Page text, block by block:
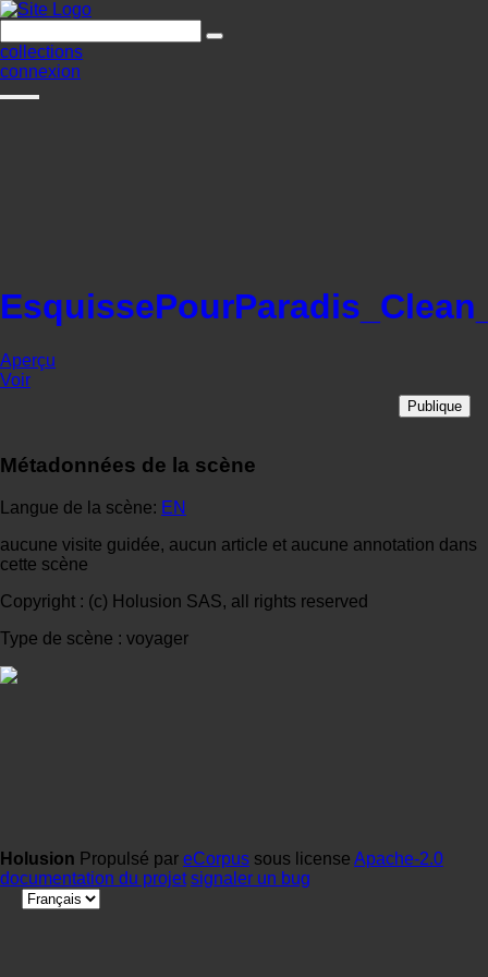
collections
connexion
Aperçu
Voir
Publique
Métadonnées de la scène
Langue de la scène: EN
aucune visite guidée, aucun article et aucune annotation dans
cette scène
Copyright : (c) Holusion SAS, all rights reserved
Type de scène : voyager
Holusion Propulsé par eCorpus sous license Apache-2.0
documentation du projet signaler un bug